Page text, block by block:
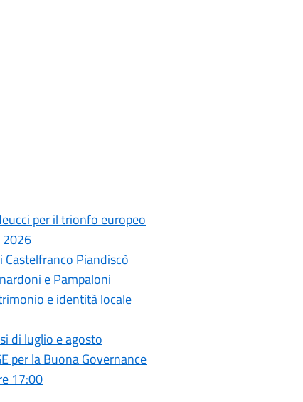
per il trionfo europeo
2026
Piandiscò
e Pampaloni
e identità locale
di luglio e agosto
per la Buona Governance
17:00